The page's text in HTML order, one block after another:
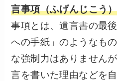
言事項（ふげんじこう
事項とは、遺言書の最
への手紙」のようなも
な強制力はありません
言を書いた理由などを